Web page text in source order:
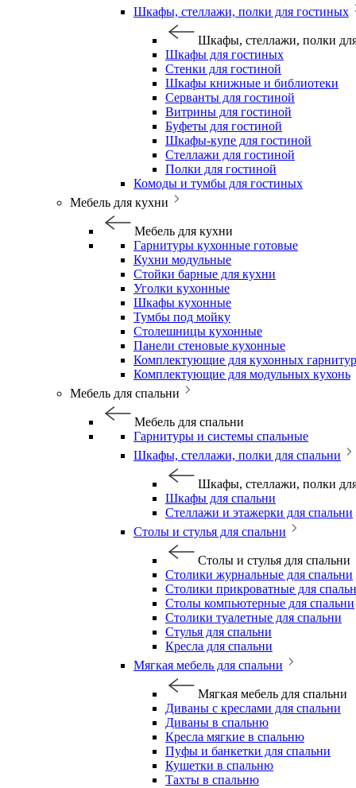
Шкафы, стеллажи, полки для гостиных
Шкафы, стеллажи, полки
Шкафы для гостиных
Стенки для гостиной
Шкафы книжные и библиотеки
Серванты для гостиной
Витрины для гостиной
Буфеты для гостиной
Шкафы-купе для гостиной
Стеллажи для гостиной
Полки для гостиной
Комоды и тумбы для гостиных
Мебель для кухни
Мебель для кухни
Гарнитуры кухонные готовые
Кухни модульные
Стойки барные для кухни
Уголки кухонные
Шкафы кухонные
Тумбы под мойку
Столешницы кухонные
Панели стеновые кухонные
Комплектующие для кухонных
Комплектующие для модульных кухонь
Мебель для спальни
Мебель для спальни
Гарнитуры и системы спальные
Шкафы, стеллажи, полки для спальни
Шкафы, стеллажи, полки
Шкафы для спальни
Стеллажи и этажерки для спальни
Столы и стулья для спальни
Столы и стулья для спальни
Столики журнальные для спальни
Столики прикроватные для
Столы компьютерные для спальни
Столики туалетные для спальни
Стулья для спальни
Кресла для спальни
Мягкая мебель для спальни
Мягкая мебель для спальни
Диваны с креслами для спальни
Диваны в спальню
Кресла мягкие в спальню
Пуфы и банкетки для спальни
Кушетки в спальню
Тахты в спальню